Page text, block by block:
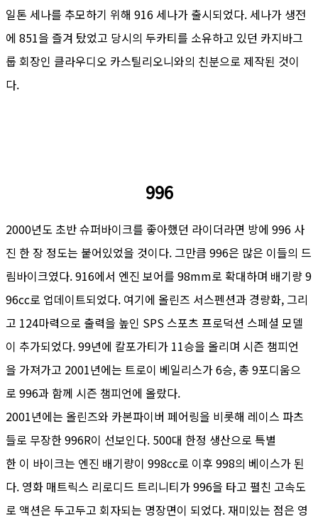
일톤 세나를 추모하기 위해 916 세나가 출시되었다. 세나가 생전
에 851을 즐겨 탔었고 당시의 두카티를 소유하고 있던 카지바그
룹 회장인 클라우디오 카스틸리오니와의 친분으로 제작된 것이
다.
996
2000년도 초반 슈퍼바이크를 좋아했던 라이더라면 방에 996 사
진 한 장 정도는 붙어있었을 것이다. 그만큼 996은 많은 이들의 드
림바이크였다. 916에서 엔진 보어를 98mm로 확대하며 배기량 9
96cc로 업데이트되었다. 여기에 올린즈 서스펜션과 경량화, 그리
고 124마력으로 출력을 높인 SPS 스포츠 프로덕션 스페셜 모델
이 추가되었다. 99년에 칼포가티가 11승을 올리며 시즌 챔피언
을 가져가고 2001년에는 트로이 베일리스가 6승, 총 9포디움으
로 996과 함께 시즌 챔피언에 올랐다.
2001년에는 올린즈와 카본파이버 페어링을 비롯해 레이스 파츠
들로 무장한 996R이 선보인다. 500대 한정 생산으로 특별
한 이 바이크는 엔진 배기량이 998cc로 이후 998의 베이스가 된
다. 영화 매트릭스 리로디드 트리니티가 996을 타고 펼친 고속도
로 액션은 두고두고 회자되는 명장면이 되었다. 재미있는 점은 영